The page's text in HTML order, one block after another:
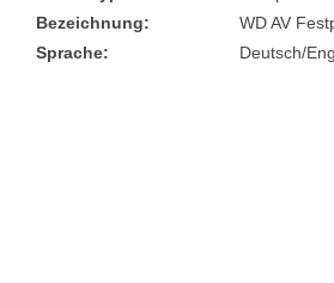
Bezeichnung:
WD AV
Sprache:
Deutsch/